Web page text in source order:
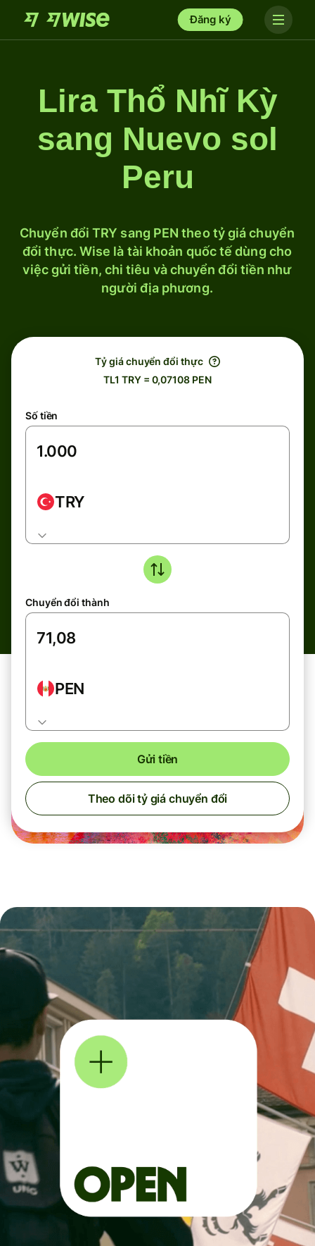
Đăng ký
Lira Thổ Nhĩ Kỳ
sang Nuevo sol
Peru
Chuyển đổi TRY sang PEN theo tỷ giá chuyển
đổi thực. Wise là tài khoản quốc tế dùng cho
việc gửi tiền, chi tiêu và chuyển đổi tiền như
người địa phương.
Tỷ giá chuyển đổi thực
TL1 TRY = 0,07108 PEN
Số tiền
TRY
Chuyển đổi thành
PEN
Gửi tiền
Theo dõi tỷ giá chuyển đổi